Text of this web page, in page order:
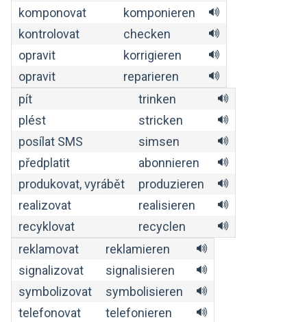
komponovat
komponieren
kontrolovat
checken
opravit
korrigieren
opravit
reparieren
pít
trinken
plést
stricken
posílat SMS
simsen
předplatit
abonnieren
produkovat, vyrábět
produzieren
realizovat
realisieren
recyklovat
recyclen
reklamovat
reklamieren
signalizovat
signalisieren
symbolizovat
symbolisieren
telefonovat
telefonieren